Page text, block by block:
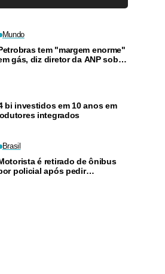
Mundo
tem "margem enorme"
gás, diz diretor da ANP sobre
bi investidos em 10 anos em
integrados
Brasil
é retirado de ônibus
policial após pedir